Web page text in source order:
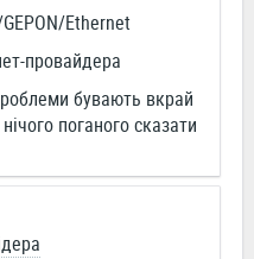
Ethernet
провайдера
бувають вкрай
поганого сказати